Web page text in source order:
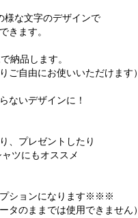
様な文字のデザインで
きます。
納品します。
ご自由にお使いいただけます）
ないデザインに！
、プレゼントしたり
ツにもオススメ
ションになります※※※
タのままでは使用できません）